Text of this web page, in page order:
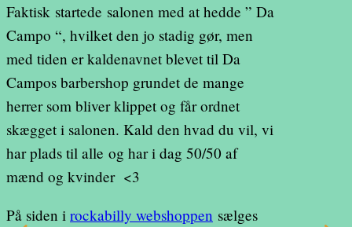
Faktisk startede salonen med at hedde ” Da
Campo “, hvilket den jo stadig gør, men
med tiden er kaldenavnet blevet til Da
Campos barbershop grundet de mange
herrer som bliver klippet og får ordnet
skægget i salonen. Kald den hvad du vil, vi
har plads til alle og har i dag 50/50 af
mænd og kvinder <3
På siden i rockabilly webshoppen sælges